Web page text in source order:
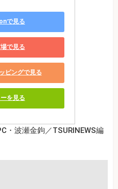
で見る
で見る
ピングで見る
を見る
・波瀬金鉤／TSURINEWS編